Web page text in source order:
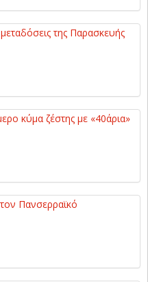
της Παρασκευής
κύμα ζέστης με «40άρια»
Πανσερραϊκό